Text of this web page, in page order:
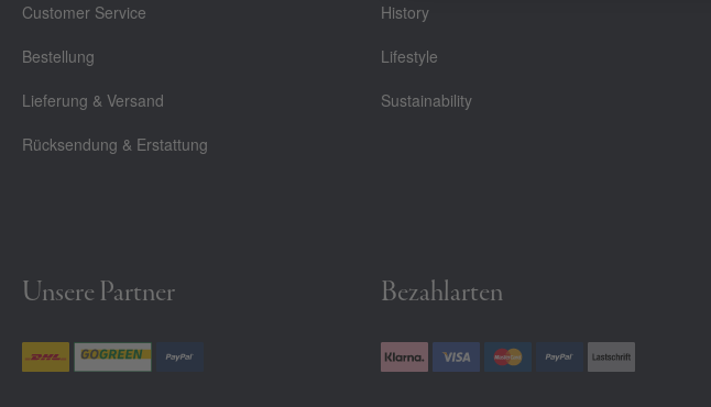
Customer Service
Bestellung
Lieferung & Versand
Rücksendung & Erstattung
History
Lifestyle
Sustainability
Unsere Partner Bezahlarten